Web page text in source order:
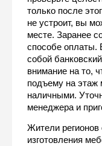
только после
не устроит, вы
месте. Заранее
способе оплаты.
собой
внимание на то,
подъему на этаж
наличными.
менеджера и
Жители регионов
изготовления